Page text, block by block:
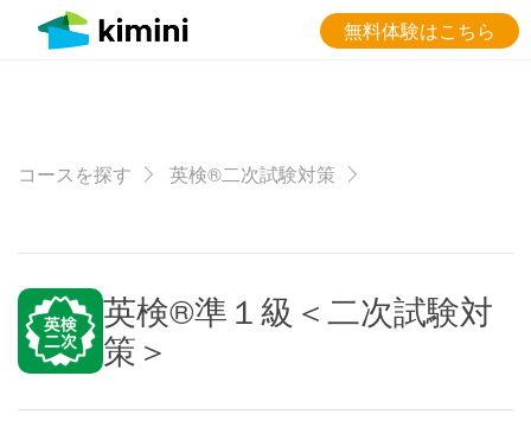
無料体験はこちら
コースを探す 英検®二次試験対策
英検®準１級＜二次試験対
策＞